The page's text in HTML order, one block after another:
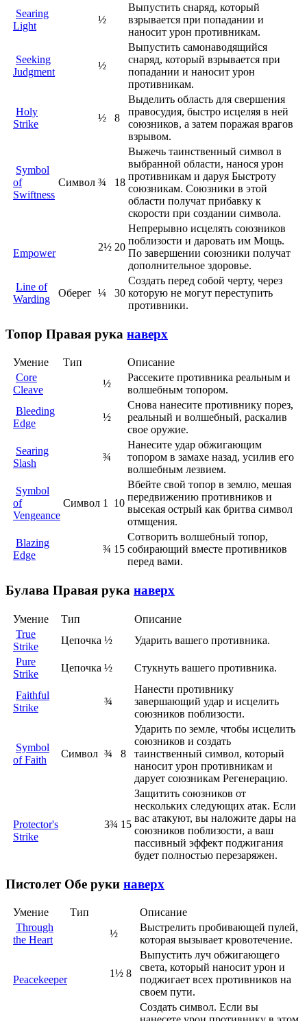
Searing
Light
½
Выпустить снаряд, который
взрывается при попадании и
наносит урон противникам.
Seeking
Judgment
½
Выпустить самонаводящийся
снаряд, который взрывается при
попадании и наносит урон
противникам.
Holy
Strike
½ 8
Выделить область для свершения
правосудия, быстро исцеляя в ней
союзников, а затем поражая врагов
взрывом.
Symbol
of
Swiftness
Символ ¾ 18
Выжечь таинственный символ в
выбранной области, нанося урон
противникам и даруя Быстроту
союзникам. Союзники в этой
области получат прибавку к
скорости при создании символа.
Empower
2½ 20
Непрерывно исцелять союзников
поблизости и даровать им Мощь.
По завершении союзники получат
дополнительное здоровье.
Line of
Warding
Оберег ¼ 30
Создать перед собой черту, через
которую не могут переступить
противники.
Топор Правая рука наверх
Умение Тип
Описание
Core
Cleave
½
Рассеките противника реальным и
волшебным топором.
Bleeding
Edge
½
Снова нанесите противнику порез,
реальный и волшебный, раскалив
свое оружие.
Searing
Slash
¾
Нанесите удар обжигающим
топором в замахе назад, усилив его
волшебным лезвием.
Symbol
of
Vengeance
Символ 1 10
Вбейте свой топор в землю, мешая
передвижению противников и
высекая острый как бритва символ
отмщения.
Blazing
Edge
¾ 15
Сотворить волшебный топор,
собирающий вместе противников
перед вами.
Булава Правая рука наверх
Умение Тип
Описание
True
Strike
Цепочка ½
Ударить вашего противника.
Pure
Strike
Цепочка ½ Стукнуть вашего противника.
Faithful
Strike
¾
Нанести противнику
завершающий удар и исцелить
союзников поблизости.
Symbol
of Faith
Символ ¾ 8
Ударить по земле, чтобы исцелить
союзников и создать
таинственный символ, который
наносит урон противникам и
дарует союзникам Регенерацию.
Protector's
Strike
3¾ 15
Защитить союзников от
нескольких следующих атак. Если
вас атакуют, вы наложите дары на
союзников поблизости, а ваш
пассивный эффект поджигания
будет полностью перезаряжен.
Пистолет Обе руки наверх
Умение Тип
Описание
Through
the Heart
½
Выстрелить пробивающей пулей,
которая вызывает кровотечение.
Peacekeeper
1½ 8
Выпустить луч обжигающего
света, который наносит урон и
поджигает всех противников на
своем пути.
Создать символ. Если вы